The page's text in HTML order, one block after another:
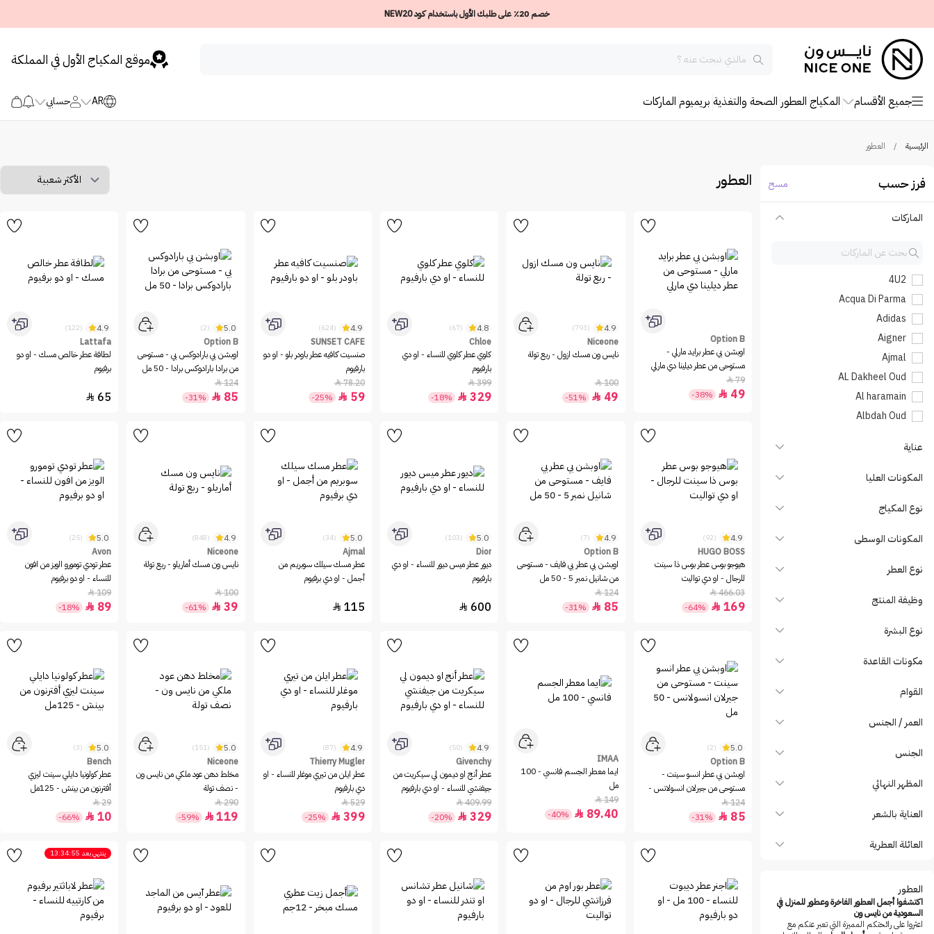
خصم 20٪ على طلبك الأول باستخدام كود NEW20
موقع المكياج الأول في المملكة
جميع الأقسام المكياج العطور الصحة والتغذية بريميوم الماركات AR حسابي
الرئيسية / العطور
فرز حسب مسح
الماركات
4U2
Acqua Di Parma
Adidas
Aigner
Ajmal
AL Dakheel Oud
Al haramain
Albdah Oud
Almajed Oud
Angel Schlesser
Annick Goutal
Antonio Banderas
ARMAND BASI
Asgharali
Atelier Des Ors
Aurona
Balmain
Bdk Parfums
Bench
Beverly Hills Polo Club
Beyonce
عناية
المكونات العليا
نوع المكياج
المكونات الوسطى
نوع العطر
وظيفة المنتج
نوع البشرة
مكونات القاعدة
القوام
العمر / الجنس
الجنس
المظهر النهائي
العناية بالشعر
العائلة العطرية
العطور
اكتشفوا أجمل العطور الفاخرة وعطور للمنزل في
السعودية من نايس ون
اعثروا على رائحتكم المميزة التي تعبر عنكم مع
العطور
Option B
اوبشن بي عطر برايد مارلي -
مستوحى من عطر ديلينا دي مارلي
79

49

-38%
4.9
(793)
Niceone
نايس ون مسك ازول - ربع تولة
100

49

-51%
4.8
(67)
Chloe
كلوي عطر كلوي للنساء - او دي
بارفيوم
399

329

-18%
4.9
(624)
SUNSET CAFE
صنسيت كافيه عطر باودر بلو - او دو
بارفيوم
78.20

59

-25%
5.0
(2)
Option B
اوبشن بي بارادوكس بي - مستوحى
من برادا بارادوكس برادا - 50 مل
124

85

-31%
4.9
(122)
Lattafa
لطافة عطر خالص مسك - او دو
برفيوم
65

4.9
(92)
HUGO BOSS
هيوجو بوس عطر بوس ذا سينت
للرجال - او دي تواليت
466.03

169

-64%
4.9
(7)
Option B
اوبشن بي عطر بي فايف - مستوحى
من شانيل نمبر 5 - 50 مل
124

85

-31%
5.0
(103)
Dior
ديور عطر ميس ديور للنساء - او دي
بارفيوم
600

5.0
(34)
Ajmal
عطر مسك سيلك سوبريم من
أجمل - او دي برفيوم
115

4.9
(848)
Niceone
نايس ون مسك أماريلو - ربع تولة
100

39

-61%
5.0
(25)
Avon
عطر تودي تومورو الويز من افون
للنساء - او دو برفيوم
109

89

-18%
5.0
(2)
Option B
اوبشن بي عطر انسو سينت -
مستوحى من جيرلان انسولانس -
50 مل
124

85

-31%
IMAA
ايما معطر الجسم فانسي - 100
مل
149

89.40

-40%
4.9
(50)
Givenchy
عطر أنج او ديمون لي سيكريت من
جيفنشي للنساء - او دي بارفيوم
409.99

329

-20%
4.9
(87)
Thierry Mugler
عطر ايلن من تيري موغلر للنساء - او
دي بارفيوم
529

399

-25%
5.0
(151)
Niceone
مخلط دهن عود ملكي من نايس ون
- نصف تولة
290

119

-59%
5.0
(3)
Bench
عطر كولونيا دايلي سينت ليزي
أفترنون من بينش - 125مل
29

10

-66%
ينتهي بعد 13:34:55